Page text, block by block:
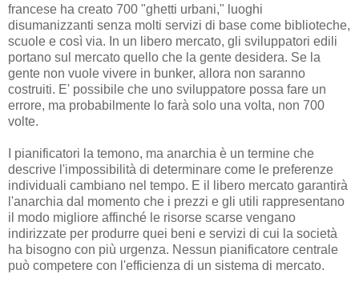
francese ha creato 700 "ghetti urbani," luoghi
disumanizzanti senza molti servizi di base come biblioteche,
scuole e così via. In un libero mercato, gli sviluppatori edili
portano sul mercato quello che la gente desidera. Se la
gente non vuole vivere in bunker, allora non saranno
costruiti. E' possibile che uno sviluppatore possa fare un
errore, ma probabilmente lo farà solo una volta, non 700
volte.
I pianificatori la temono, ma anarchia è un termine che
descrive l'impossibilità di determinare come le preferenze
individuali cambiano nel tempo. E il libero mercato garantirà
l'anarchia dal momento che i prezzi e gli utili rappresentano
il modo migliore affinché le risorse scarse vengano
indirizzate per produrre quei beni e servizi di cui la società
ha bisogno con più urgenza. Nessun pianificatore centrale
può competere con l'efficienza di un sistema di mercato.